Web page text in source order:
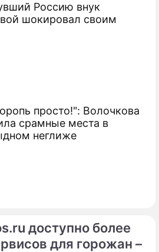
Россию внук
шокировал своим
просто!": Волочкова
срамные места в
неглиже
доступно более
для горожан –